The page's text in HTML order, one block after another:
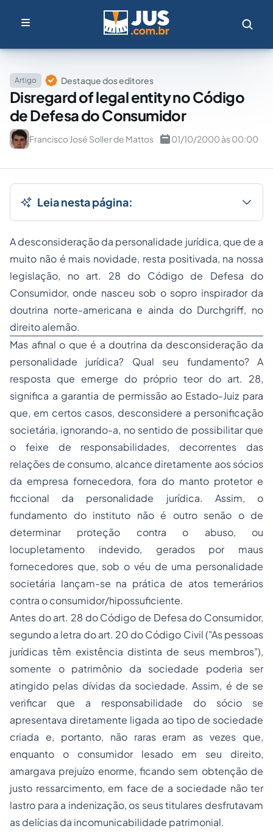
Artigo Destaque dos editores
Disregard of legal entity no Código
de Defesa do Consumidor
Francisco José Soller de Mattos 01/10/2000 às 00:00
Leia nesta página:
A desconsideração da personalidade jurídica, que de a
muito não é mais novidade, resta positivada, na nossa
legislação, no art. 28 do Código de Defesa do
Consumidor, onde nasceu sob o sopro inspirador da
doutrina norte-americana e ainda do Durchgriff, no
direito alemão.
Mas afinal o que é a doutrina da desconsideração da
personalidade jurídica? Qual seu fundamento? A
resposta que emerge do próprio teor do art. 28,
significa a garantia de permissão ao Estado-Juiz para
que, em certos casos, desconsidere a personificação
societária, ignorando-a, no sentido de possibilitar que
o feixe de responsabilidades, decorrentes das
relações de consumo, alcance diretamente aos sócios
da empresa fornecedora, fora do manto protetor e
ficcional da personalidade jurídica. Assim, o
fundamento do instituto não é outro senão o de
determinar proteção contra o abuso, ou
locupletamento indevido, gerados por maus
fornecedores que, sob o véu de uma personalidade
societária lançam-se na prática de atos temerários
contra o consumidor/hipossuficiente.
Antes do art. 28 do Código de Defesa do Consumidor,
segundo a letra do art. 20 do Código Civil ("As pessoas
jurídicas têm existência distinta de seus membros"),
somente o patrimônio da sociedade poderia ser
atingido pelas dívidas da sociedade. Assim, é de se
verificar que a responsabilidade do sócio se
apresentava diretamente ligada ao tipo de sociedade
criada e, portanto, não raras eram as vezes que,
enquanto o consumidor lesado em seu direito,
amargava prejuízo enorme, ficando sem obtenção de
justo ressarcimento, em face de a sociedade não ter
lastro para a indenização, os seus titulares desfrutavam
as delícias da incomunicabilidade patrimonial.